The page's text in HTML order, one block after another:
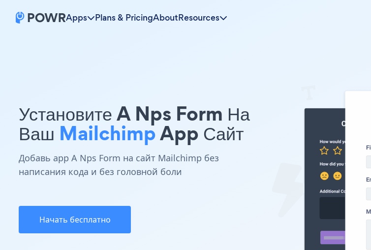
Apps Plans & PricingAboutResources
Установите A Nps Form На
Ваш MailchimpApp Сайт
Добавь app A Nps Form на сайт Mailchimp без
написания кода и без головной боли
Начать бесплатно